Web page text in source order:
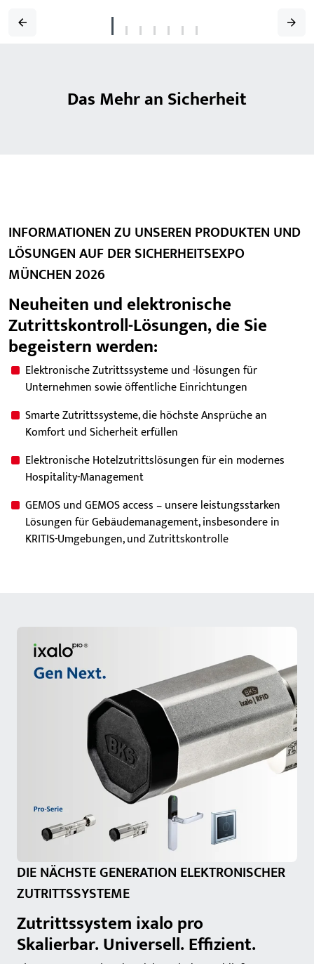
Das Mehr an Sicherheit
INFORMATIONEN ZU UNSEREN PRODUKTEN UND
LÖSUNGEN AUF DER SICHERHEITSEXPO
MÜNCHEN 2026
Neuheiten und elektronische
Zutrittskontroll-Lösungen, die Sie
begeistern werden:
ElektronischeZutrittssystemeund-lösungenfür
UnternehmensowieöffentlicheEinrichtungen
SmarteZutrittssysteme,diehöchsteAnsprüchean
KomfortundSicherheiterfüllen
ElektronischeHotelzutrittslösungenfürein modernes
Hospitality-Management
GEMOSundGEMOSaccess–unsereleistungsstarken
LösungenfürGebäudemanagement,insbesonderein
KRITIS-Umgebungen,undZutrittskontrolle
DIE NÄCHSTE GENERATION ELEKTRONISCHER
ZUTRITTSSYSTEME
Zutrittssystem ixalo pro
Skalierbar. Universell. Effizient.